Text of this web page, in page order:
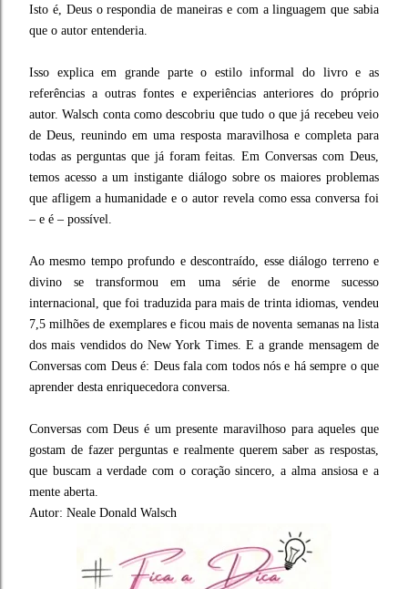
Isto é, Deus o respondia de maneiras e com a linguagem que sabia
que o autor entenderia.
Isso explica em grande parte o estilo informal do livro e as
referências a outras fontes e experiências anteriores do próprio
autor. Walsch conta como descobriu que tudo o que já recebeu veio
de Deus, reunindo em uma resposta maravilhosa e completa para
todas as perguntas que já foram feitas. Em Conversas com Deus,
temos acesso a um instigante diálogo sobre os maiores problemas
que afligem a humanidade e o autor revela como essa conversa foi
– e é – possível.
Ao mesmo tempo profundo e descontraído, esse diálogo terreno e
divino se transformou em uma série de enorme sucesso
internacional, que foi traduzida para mais de trinta idiomas, vendeu
7,5 milhões de exemplares e ficou mais de noventa semanas na lista
dos mais vendidos do New York Times. E a grande mensagem de
Conversas com Deus é: Deus fala com todos nós e há sempre o que
aprender desta enriquecedora conversa.
Conversas com Deus é um presente maravilhoso para aqueles que
gostam de fazer perguntas e realmen­te querem saber as respostas,
que buscam a verdade com o coração sincero, a alma ansiosa e a
mente aberta.
Autor: Neale Donald Walsch